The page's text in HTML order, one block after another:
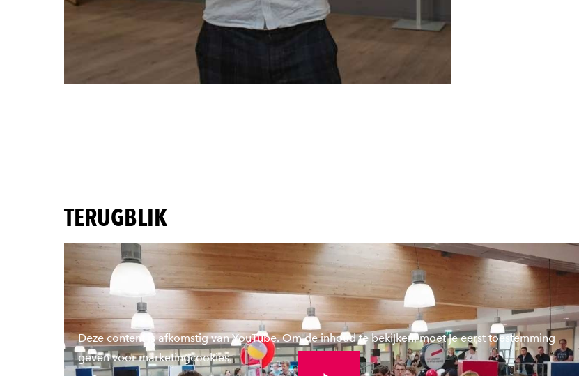
TERUGBLIK
Bekijk volledige video
Deze content is afkomstig van YouTube. Om de inhoud te bekijken, moet je eerst toestemming
geven voor marketingcookies.